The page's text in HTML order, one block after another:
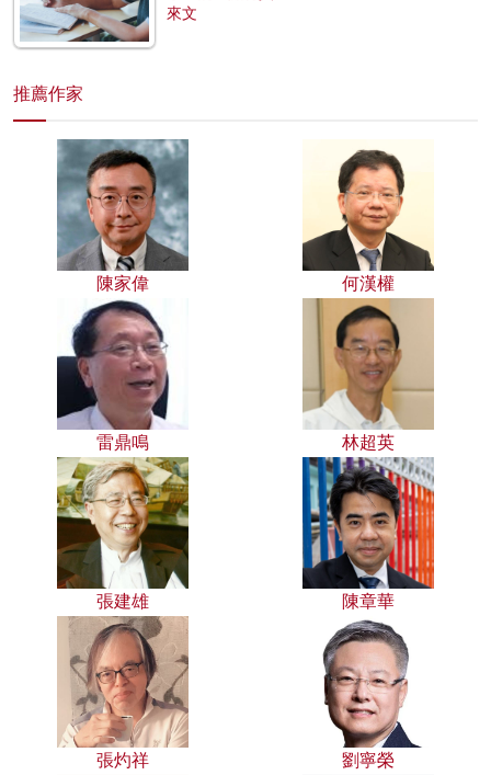
來文
推薦作家
陳家偉 何漢權
雷鼎鳴 林超英
張建雄 陳章華
張灼祥 劉寧榮